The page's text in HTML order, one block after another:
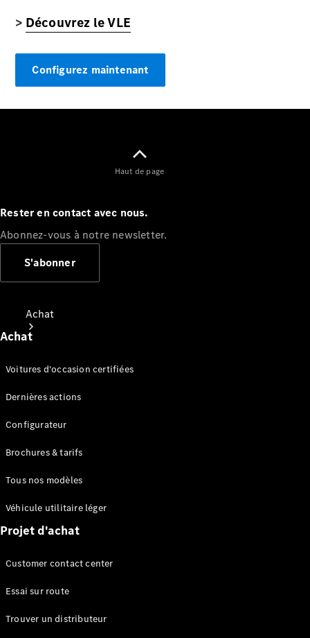
Configurateur
Achat
Consultez le
voitures
Trouver
véhicule
d’occasion
Actions
Corporate
> Découvrez le VLE
Configurez maintenant
Haut de page
Rester en contact avec nous.
Abonnez-vous à notre newsletter.
S'abonner
Achat
Voitures d'occasion certifiées
Dernières actions
Configurateur
Brochures & tarifs
Tous nos modèles
Véhicule utilitaire léger
Projet d'achat
Customer contact center
Essai sur route
Trouver un distributeur